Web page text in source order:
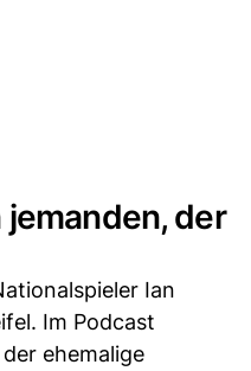
der
Ian
Im Podcast
ehemalige